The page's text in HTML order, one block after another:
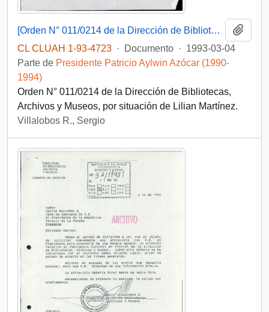
[Orden N° 011/0214 de la Dirección de Bibliotecas, Archivos y Museos]
CL CLUAH 1-93-4723 · Documento · 1993-03-04
Parte de Presidente Patricio Aylwin Azócar (1990-
1994)
Orden N° 011/0214 de la Dirección de Bibliotecas,
Archivos y Museos, por situación de Lilian Martínez.
Villalobos R., Sergio